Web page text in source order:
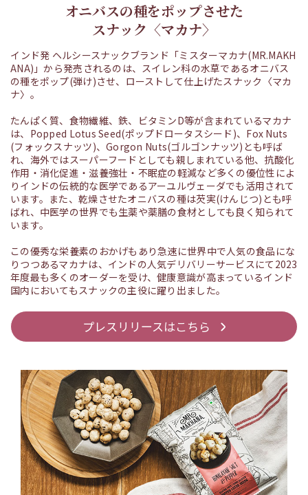
オニバスの種をポップさせた
スナック〈マカナ〉
インド発 ヘルシースナックブランド「ミスターマカナ(MR.MAKH
ANA)」から発売されるのは、スイレン科の水草であるオニバス
の種をポップ(弾け)させ、ローストして仕上げたスナック〈マカ
ナ〉。
たんぱく質、食物繊維、鉄、ビタミンD等が含まれているマカナ
は、Popped Lotus Seed(ポップドロータスシード)、Fox Nuts
(フォックスナッツ)、Gorgon Nuts(ゴルゴンナッツ)とも呼ば
れ、海外ではスーパーフードとしても親しまれている他、抗酸化
作用・消化促進・滋養強壮・不眠症の軽減など多くの優位性によ
りインドの伝統的な医学であるアーユルヴェーダでも活用されて
います。また、乾燥させたオニバスの種は芡実(けんじつ)とも呼
ばれ、中医学の世界でも生薬や薬膳の食材としても良く知られて
います。
この優秀な栄養素のおかげもあり急速に世界中で人気の食品にな
りつつあるマカナは、インドの人気デリバリーサービスにて2023
年度最も多くのオーダーを受け、健康意識が高まっているインド
国内においてもスナックの主役に躍り出ました。
プレスリリースはこちら